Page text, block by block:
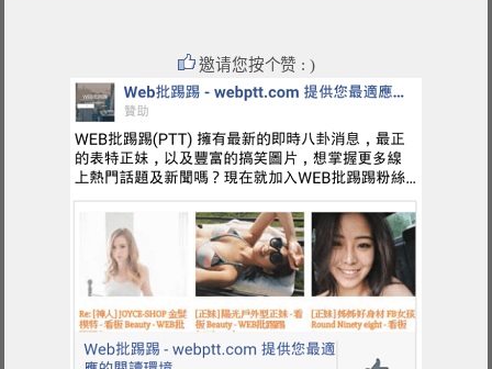
邀请您按个赞 : )